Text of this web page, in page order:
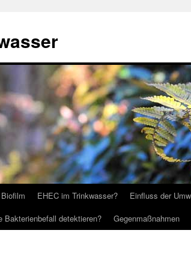
EHEC im Trinkwasser? Einfluss der
Bakterienbefall detektieren? Gegenmaßnahmen